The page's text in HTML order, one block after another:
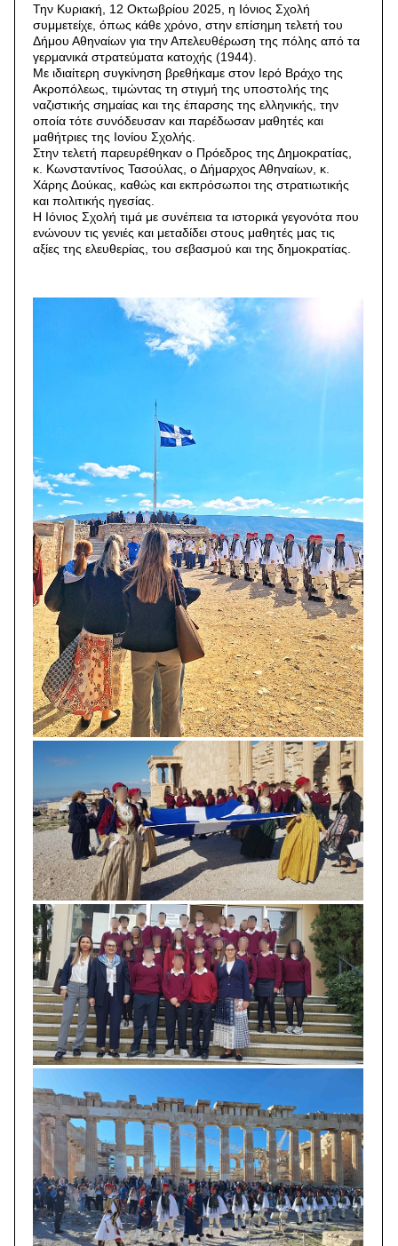
Την Κυριακή, 12 Οκτωβρίου 2025, η Ιόνιος Σχολή
συμμετείχε, όπως κάθε χρόνο, στην επίσημη τελετή του
Δήμου Αθηναίων για την Απελευθέρωση της πόλης από τα
γερμανικά στρατεύματα κατοχής (1944).
Με ιδιαίτερη συγκίνηση βρεθήκαμε στον Ιερό Βράχο της
Ακροπόλεως, τιμώντας τη στιγμή της υποστολής της
ναζιστικής σημαίας και της έπαρσης της ελληνικής, την
οποία τότε συνόδευσαν και παρέδωσαν μαθητές και
μαθήτριες της Ιονίου Σχολής.
Στην τελετή παρευρέθηκαν ο Πρόεδρος της Δημοκρατίας,
κ. Κωνσταντίνος Τασούλας, ο Δήμαρχος Αθηναίων, κ.
Χάρης Δούκας, καθώς και εκπρόσωποι της στρατιωτικής
και πολιτικής ηγεσίας.
Η Ιόνιος Σχολή τιμά με συνέπεια τα ιστορικά γεγονότα που
ενώνουν τις γενιές και μεταδίδει στους μαθητές μας τις
αξίες της ελευθερίας, του σεβασμού και της δημοκρατίας.